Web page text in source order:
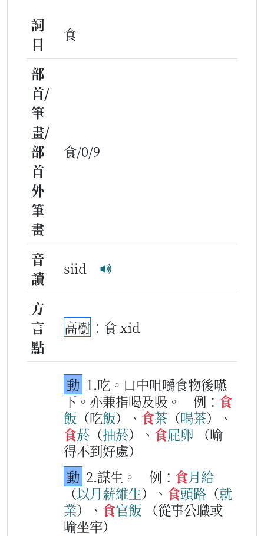
詞
目
食
部
首/
筆
畫/
部
首
外
筆
畫
食/0/9
音
讀
siid
方
言
點
高樹 ：食 xid
動 1.吃。口中咀嚼食物後嚥
下。亦兼指喝及吸。
例： 食
飯 （吃飯）、 食茶 （喝茶）、
食菸 （抽菸）、 食屁卵
（喻
得不到好處）
動 2.謀生。 例： 食月給
（以月薪維生）、 食頭路 （就
業）、 食官飯
（從事公職或
喻坐牢）